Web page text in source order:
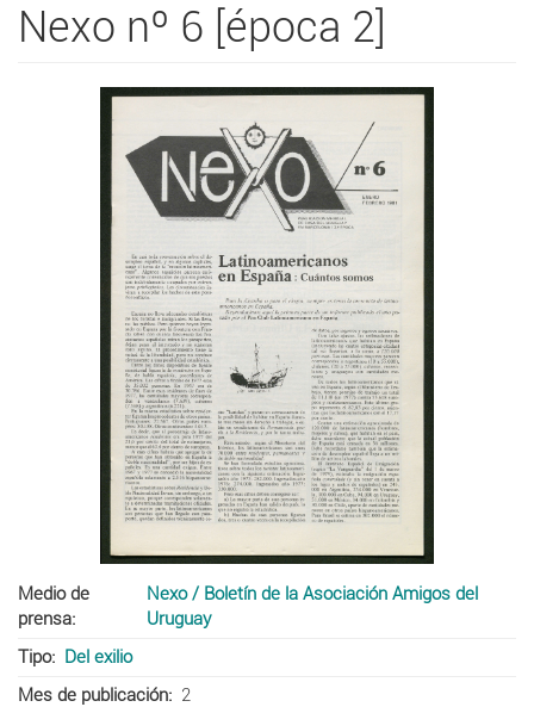
Nexo nº 6 [época 2]
Medio de
prensa
Nexo / Boletín de la Asociación Amigos del
Uruguay
Tipo
Del exilio
Mes de publicación
2